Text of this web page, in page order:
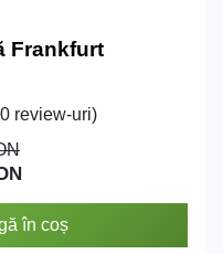
Frankfurt
review-uri)
în coș